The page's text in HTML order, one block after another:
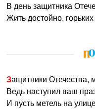
В день защитника
Жить достойно,
Защитники
Ведь наступил ваш
И пусть метель на